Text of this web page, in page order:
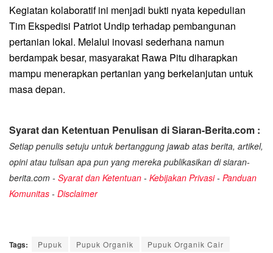
Kegiatan kolaboratif ini menjadi bukti nyata kepedulian
Tim Ekspedisi Patriot Undip terhadap pembangunan
pertanian lokal. Melalui inovasi sederhana namun
berdampak besar, masyarakat Rawa Pitu diharapkan
mampu menerapkan pertanian yang berkelanjutan untuk
masa depan.
Syarat dan Ketentuan Penulisan di Siaran-Berita.com :
Setiap penulis setuju untuk bertanggung jawab atas berita, artikel,
opini atau tulisan apa pun yang mereka publikasikan di siaran-
berita.com - Syarat dan Ketentuan - Kebijakan Privasi- Panduan
Komunitas - Disclaimer
Tags: Pupuk Pupuk Organik
Pupuk Organik Cair